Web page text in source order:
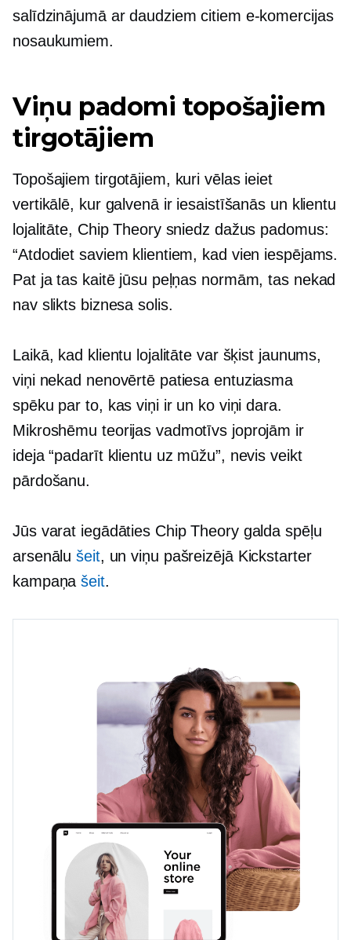
salīdzinājumā ar daudziem citiem e-komercijas
nosaukumiem.
Viņu padomi topošajiem
tirgotājiem
Topošajiem tirgotājiem, kuri vēlas ieiet
vertikālē, kur galvenā ir iesaistīšanās un klientu
lojalitāte, Chip Theory sniedz dažus padomus:
“Atdodiet saviem klientiem, kad vien iespējams.
Pat ja tas kaitē jūsu peļņas normām, tas nekad
nav slikts biznesa solis.
Laikā, kad klientu lojalitāte var šķist jaunums,
viņi nekad nenovērtē patiesa entuziasma
spēku par to, kas viņi ir un ko viņi dara.
Mikroshēmu teorijas vadmotīvs joprojām ir
ideja “padarīt klientu uz mūžu”, nevis veikt
pārdošanu.
Jūs varat iegādāties Chip Theory galda spēļu
arsenālušeit, un viņu pašreizējā Kickstarter
kampaņašeit.